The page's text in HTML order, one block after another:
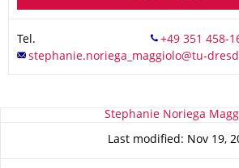
Tel.
About this pageStephanie Noriega
Last modified: Nov 19,